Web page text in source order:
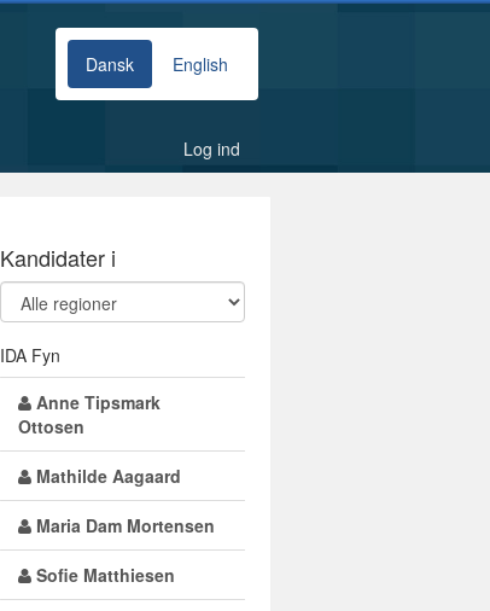
Dansk English
Log ind
Kandidater i
IDA Fyn
Anne Tipsmark
Ottosen
Mathilde Aagaard
Maria Dam Mortensen
Sofie Matthiesen